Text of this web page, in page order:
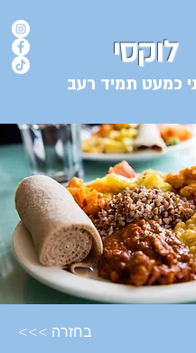
כמעט תמיד רעב
לוקסי
<<< בחזרה